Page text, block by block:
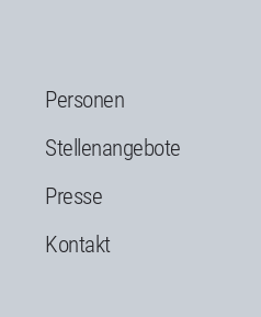
Personen
Stellenangebote
Presse
Kontakt